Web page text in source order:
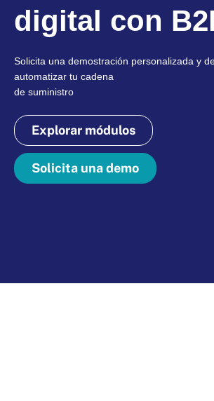
digital con
Solicita una demostración personalizada y
automatizar tu cadena
de suministro
Explorar módulos
Solicita una demo